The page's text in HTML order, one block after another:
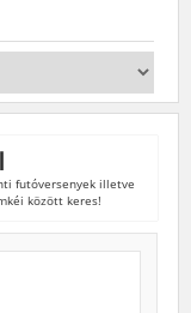
futóversenyek illetve
között keres!